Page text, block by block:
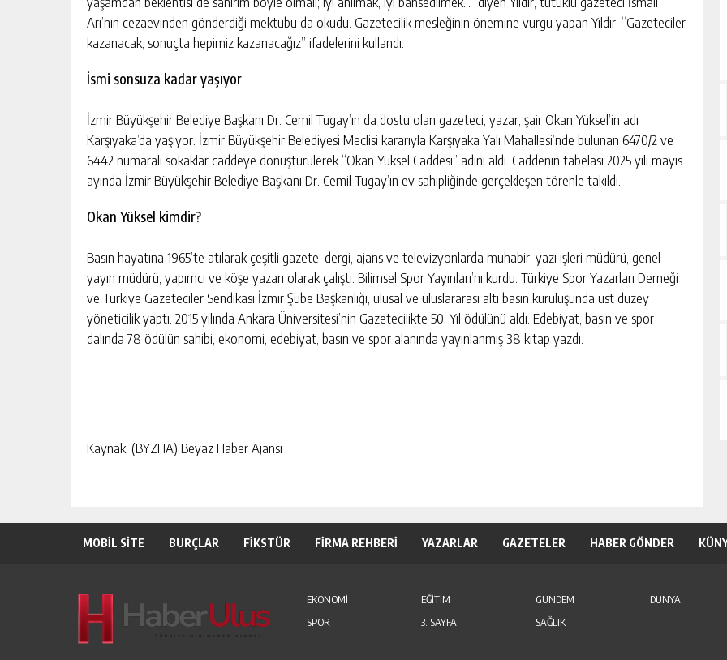
Arı’nın cezaevinden gönderdiği mektubu da okudu. Gazetecilik mesleğinin önemine vurgu yapan Yıldır, “Gazeteciler
kazanacak, sonuçta hepimiz kazanacağız” ifadelerini kullandı.
İsmi sonsuza kadar yaşıyor
İzmir Büyükşehir Belediye Başkanı Dr. Cemil Tugay’ın da dostu olan gazeteci, yazar, şair Okan Yüksel’in adı
Karşıyaka’da yaşıyor. İzmir Büyükşehir Belediyesi Meclisi kararıyla Karşıyaka Yalı Mahallesi’nde bulunan 6470/2 ve
6442 numaralı sokaklar caddeye dönüştürülerek “Okan Yüksel Caddesi” adını aldı. Caddenin tabelası 2025 yılı mayıs
ayında İzmir Büyükşehir Belediye Başkanı Dr. Cemil Tugay’ın ev sahipliğinde gerçekleşen törenle takıldı.
Okan Yüksel kimdir?
Basın hayatına 1965’te atılarak çeşitli gazete, dergi, ajans ve televizyonlarda muhabir, yazı işleri müdürü, genel
yayın müdürü, yapımcı ve köşe yazarı olarak çalıştı. Bilimsel Spor Yayınları’nı kurdu. Türkiye Spor Yazarları Derneği
ve Türkiye Gazeteciler Sendikası İzmir Şube Başkanlığı, ulusal ve uluslararası altı basın kuruluşunda üst düzey
yöneticilik yaptı. 2015 yılında Ankara Üniversitesi’nin Gazetecilikte 50. Yıl ödülünü aldı. Edebiyat, basın ve spor
dalında 78 ödülün sahibi, ekonomi, edebiyat, basın ve spor alanında yayınlanmış 38 kitap yazdı.
Kaynak: (BYZHA) Beyaz Haber Ajansı
MOBİL SİTE BURÇLAR FİKSTÜR FİRMA REHBERİ YAZARLAR GAZETELER HABER GÖNDER
EKONOMİ EĞİTİM GÜNDEM DÜNYA
SPOR
3. SAYFA SAĞLIK